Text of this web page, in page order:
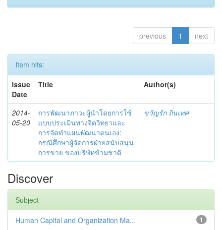
previous 1 next
Item hits:
Issue
Date
Title Author(s)
2014-
05-20
การพัฒนาภาวะผู้นำโดยการใช้
แบบประเมินทางจิตวิทยาและ
การจัดทำแผนพัฒนาตนเอง:
กรณีศึกษาผู้จัดการฝ่ายสนับสนุน
การขาย ของบริษัทข้ามชาติ
ขวัญรัก ถิ่นเทศ
Discover
Subject
1
Human Capital and Organization Ma...